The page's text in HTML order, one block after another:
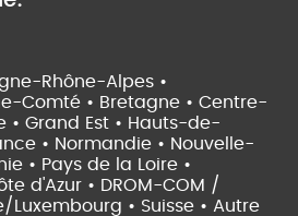
Rhône-Alpes •
Comté • Bretagne • Centre-
• Grand Est • Hauts-de-
• Normandie • Nouvelle-
• Pays de la Loire •
d'Azur • DROM-COM /
Luxembourg • Suisse • Autre